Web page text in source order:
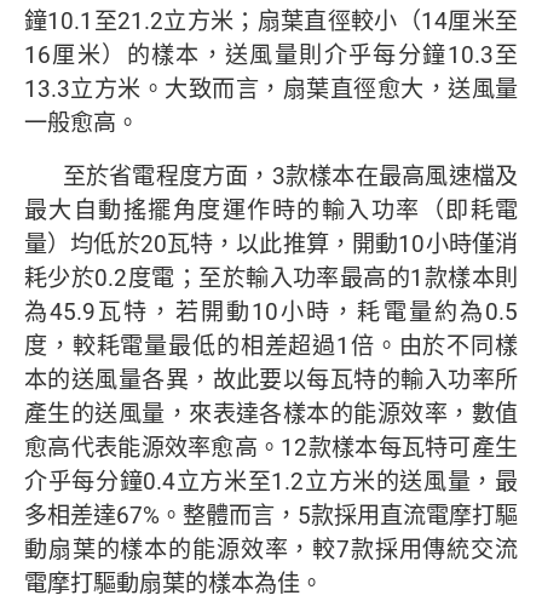
鐘10.1至21.2立方米；扇葉直徑較小（14厘米至
16厘米）的樣本，送風量則介乎每分鐘10.3至
13.3立方米。大致而言，扇葉直徑愈大，送風量
一般愈高。
至於省電程度方面，3款樣本在最高風速檔及
最大自動搖擺角度運作時的輸入功率（即耗電
量）均低於20瓦特，以此推算，開動10小時僅消
耗少於0.2度電；至於輸入功率最高的1款樣本則
為45.9瓦特，若開動10小時，耗電量約為0.5
度，較耗電量最低的相差超過1倍。由於不同樣
本的送風量各異，故此要以每瓦特的輸入功率所
產生的送風量，來表達各樣本的能源效率，數值
愈高代表能源效率愈高。12款樣本每瓦特可產生
介乎每分鐘0.4立方米至1.2立方米的送風量，最
多相差達67%。整體而言，5款採用直流電摩打驅
動扇葉的樣本的能源效率，較7款採用傳統交流
電摩打驅動扇葉的樣本為佳。